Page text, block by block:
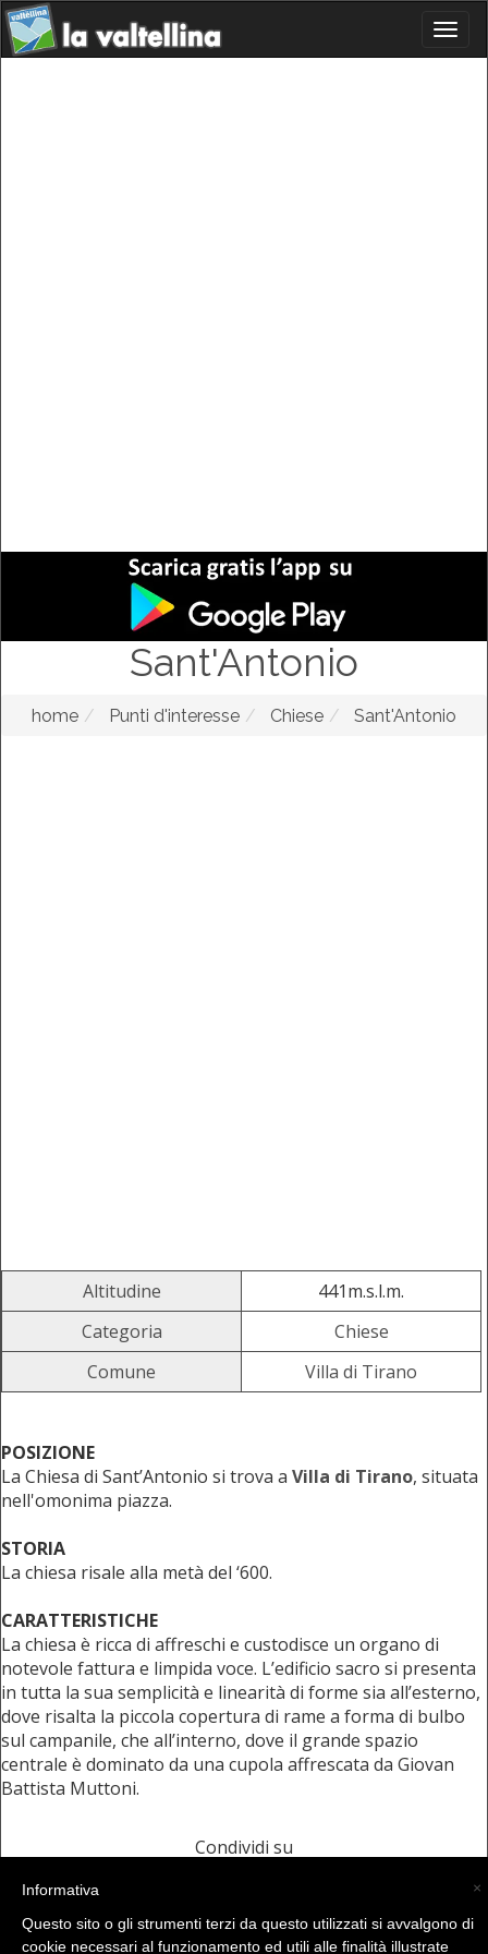
Sant'Antonio
home Punti d'interesse Chiese Sant'Antonio
Altitudine
441m.s.l.m.
Categoria
Chiese
Comune
Villa di Tirano
POSIZIONE
La Chiesa di Sant’Antonio si trova a Villa di Tirano, situata
nell'omonima piazza.
STORIA
La chiesa risale alla metà del ‘600.
CARATTERISTICHE
La chiesa è ricca di affreschi e custodisce un organo di
notevole fattura e limpida voce. L’edificio sacro si presenta
in tutta la sua semplicità e linearità di forme sia all’esterno,
dove risalta la piccola copertura di rame a forma di bulbo
sul campanile, che all’interno, dove il grande spazio
centrale è dominato da una cupola affrescata da Giovan
Battista Muttoni.
Condividi su
×
Informativa
Questo sito o gli strumenti terzi da questo utilizzati si avvalgono di
cookie necessari al funzionamento ed utili alle finalità illustrate